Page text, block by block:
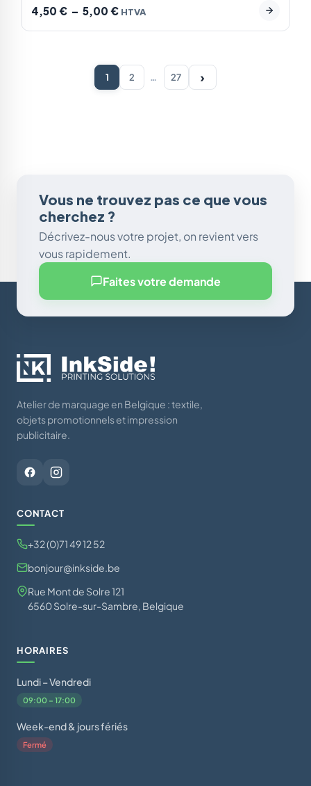
4,50 € – 5,00 € HTVA
1 2 … 27 ›
Vous ne trouvez pas ce que vous
cherchez ?
Décrivez-nous votre projet, on revient vers
vous rapidement.
Faites votre demande
Atelier de marquage en Belgique : textile,
objets promotionnels et impression
publicitaire.
CONTACT
+32 (0)71 49 12 52
bonjour@inkside.be
Rue Mont de Solre 121
6560 Solre-sur-Sambre, Belgique
HORAIRES
Lundi – Vendredi
09:00 – 17:00
Week-end & jours fériés
Fermé